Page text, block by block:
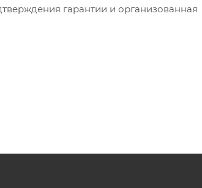
гарантии и организованная